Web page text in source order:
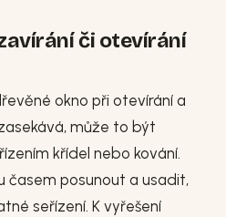
či otevírání
okno při otevírání a
může to být
křídel nebo kování.
časem posunout a usadit,
seřízení. K vyřešení